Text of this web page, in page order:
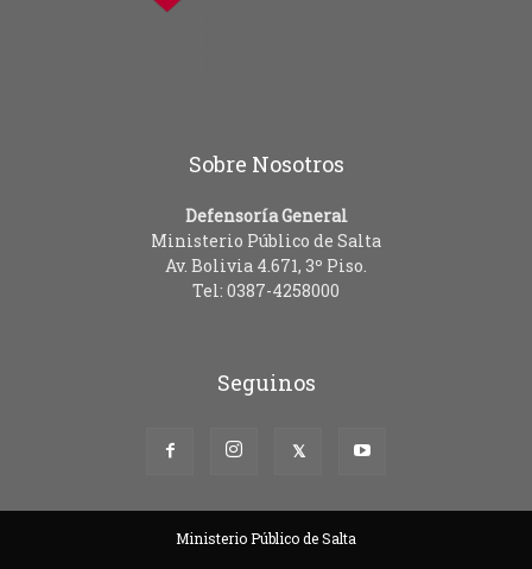
Sobre Nosotros
Defensoría General
Ministerio Público de Salta
Av. Bolivia 4.671, 3º Piso.
Tel: 0387-4258000
Seguinos
Ministerio Público de Salta